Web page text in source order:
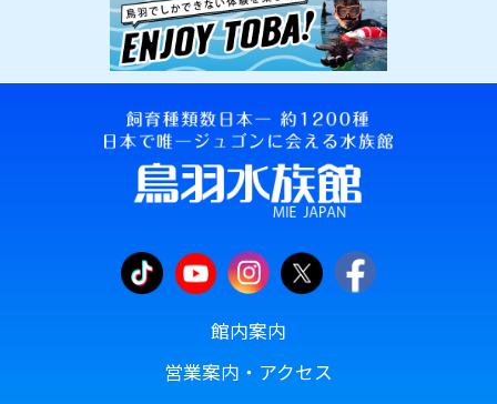
館内案内
営業案内・アクセス